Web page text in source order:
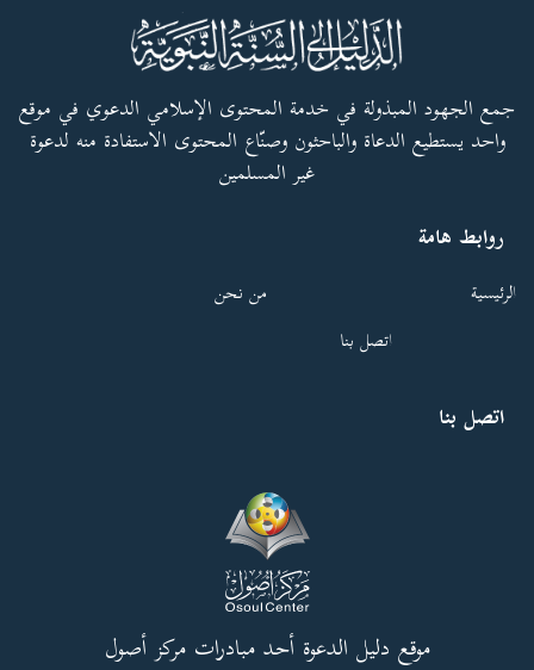
جمع الجهود المبذولة في خدمة المحتوى الإسلامي الدعوي في موقع
واحد يستطيع الدعاة والباحثون وصنّاع المحتوى الاستفادة منه لدعوة
غير المسلمين
روابط هامة
الرئيسية
من نحن
اتصل بنا
اتصل بنا
موقع دليل الدعوة أحد مبادرات مركز أصول